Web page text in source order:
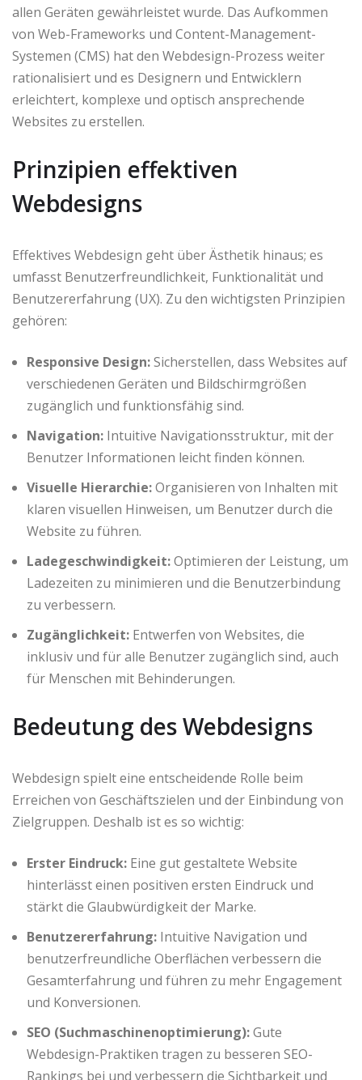
allen Geräten gewährleistet wurde. Das Aufkommen
von Web-Frameworks und Content-Management-
Systemen (CMS) hat den Webdesign-Prozess weiter
rationalisiert und es Designern und Entwicklern
erleichtert, komplexe und optisch ansprechende
Websites zu erstellen.
Prinzipien effektiven
Webdesigns
Effektives Webdesign geht über Ästhetik hinaus; es
umfasst Benutzerfreundlichkeit, Funktionalität und
Benutzererfahrung (UX). Zu den wichtigsten Prinzipien
gehören:
Responsive Design:Sicherstellen, dass Websites auf
verschiedenen Geräten und Bildschirmgrößen
zugänglich und funktionsfähig sind.
Navigation: Intuitive Navigationsstruktur, mit der
Benutzer Informationen leicht finden können.
Visuelle Hierarchie:Organisieren von Inhalten mit
klaren visuellen Hinweisen, um Benutzer durch die
Website zu führen.
Ladegeschwindigkeit:Optimieren der Leistung, um
Ladezeiten zu minimieren und die Benutzerbindung
zu verbessern.
Zugänglichkeit: Entwerfen von Websites, die
inklusiv und für alle Benutzer zugänglich sind, auch
für Menschen mit Behinderungen.
Bedeutung des Webdesigns
Webdesign spielt eine entscheidende Rolle beim
Erreichen von Geschäftszielen und der Einbindung von
Zielgruppen. Deshalb ist es so wichtig:
Erster Eindruck: Eine gut gestaltete Website
hinterlässt einen positiven ersten Eindruck und
stärkt die Glaubwürdigkeit der Marke.
Benutzererfahrung: Intuitive Navigation und
benutzerfreundliche Oberflächen verbessern die
Gesamterfahrung und führen zu mehr Engagement
und Konversionen.
SEO (Suchmaschinenoptimierung):Gute
Webdesign-Praktiken tragen zu besseren SEO-
Rankings bei und verbessern die Sichtbarkeit und